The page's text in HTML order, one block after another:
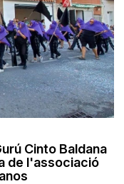
Cinto Baldana
de l'associació